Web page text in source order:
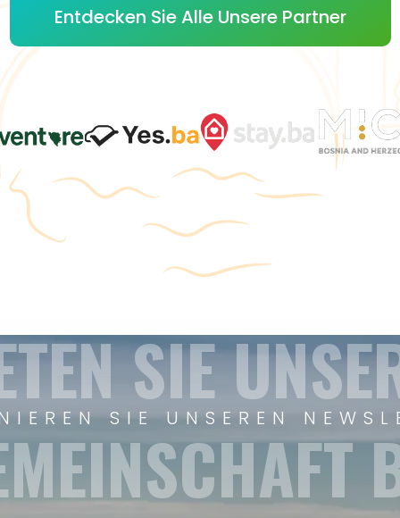
Entdecken Sie Alle Unsere Partner
SIE UNSEREN
SIE